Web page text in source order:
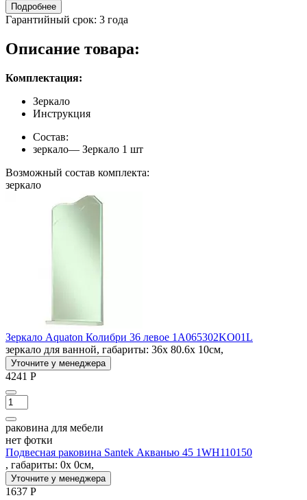
Подробнее
Гарантийный срок: 3 года
Описание товара:
Комплектация:
Зеркало
Инструкция
Состав:
зеркало— Зеркало 1 шт
Возможный состав комплекта:
зеркало
Зеркало Aquaton Колибри 36 левое 1A065302KO01L
зеркало для ванной, габариты: 36x 80.6x 10см,
Уточните у менеджера
4241 Р
раковина для мебели
нет фотки
Подвесная раковина Santek Акванью 45 1WH110150
, габариты: 0x 0см,
Уточните у менеджера
1637 Р